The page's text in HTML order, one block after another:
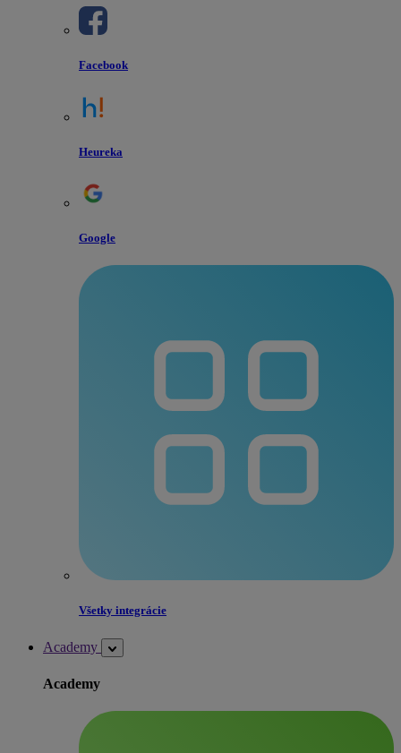
Facebook
Heureka
Google
Všetky integrácie
Academy
Academy